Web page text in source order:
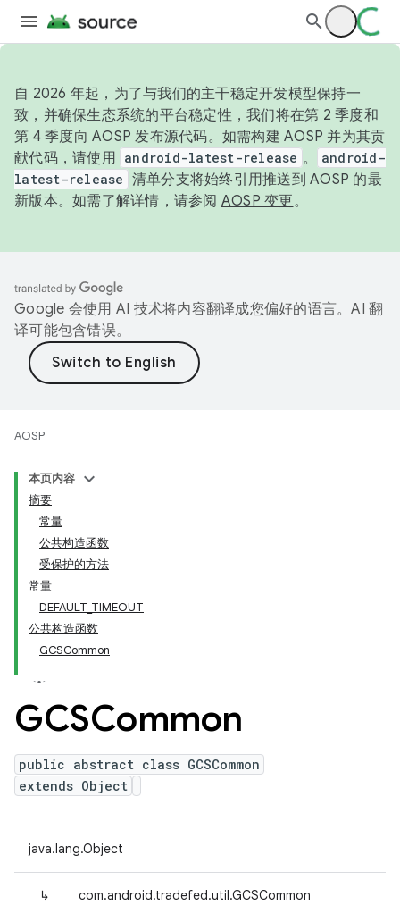
自 2026 年起，为了与我们的主干稳定开发模型保持一
致，并确保生态系统的平台稳定性，我们将在第 2 季度和
第 4 季度向 AOSP 发布源代码。如需构建 AOSP 并为其贡
献代码，请使用 android-latest-release 。
android-
latest-release 清单分支将始终引用推送到 AOSP 的最
新版本。如需了解详情，请参阅 AOSP 变更。
Google 会使用 AI 技术将内容翻译成您偏好的语言。AI 翻
译可能包含错误。
AOSP
本页内容
摘要
常量
公共构造函数
受保护的方法
常量
DEFAULT_TIMEOUT
公共构造函数
GCSCommon
GCSCommon
public abstract class GCSCommon
extends Object
java.lang.Object
↳ com.android.tradefed.util.GCSCommon